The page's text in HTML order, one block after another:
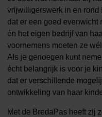
vrijwilligerswerk in en rond
dat er een goed evenwicht
én het eigen bedrijf van
voornemens moeten ze
Als je genoegen kunt
écht belangrijk is voor je
dat er verschillende
ontwikkeling van haar
Met de BredaPas heeft zij